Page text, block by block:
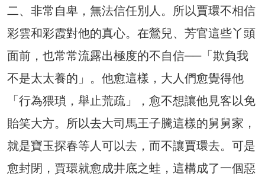
二、非常自卑，無法信任別人。所以賈環不相信
彩雲和彩霞對他的真心。在鶯兒、芳官這些丫頭
面前，也常常流露出極度的不自信──「欺負我
不是太太養的」。他愈這樣，大人們愈覺得他
「行為猥瑣，舉止荒疏」，愈不想讓他見客以免
貽笑大方。所以去大司馬王子騰這樣的舅舅家，
就是寶玉探春等人可以去，而不讓賈環去。可是
愈封閉，賈環就愈成井底之蛙，這構成了一個惡